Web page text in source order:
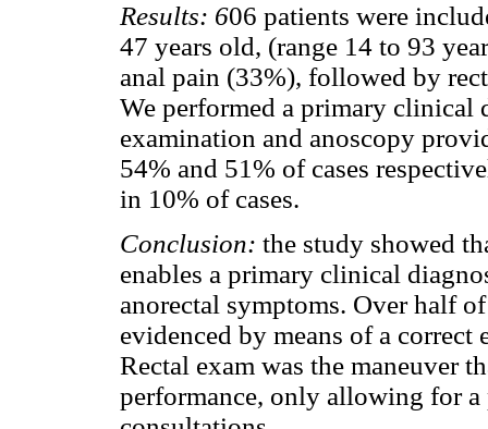
Results: 606 patients were
47 years old, (range 14 to 93
anal pain (33%), followed by
We performed a primary clinical
examination and anoscopy
54% and 51% of cases
in 10% of cases.
Conclusion: the study showed
enables a primary clinical
anorectal symptoms. Over half
evidenced by means of a
Rectal exam was the maneuver
performance, only allowing for